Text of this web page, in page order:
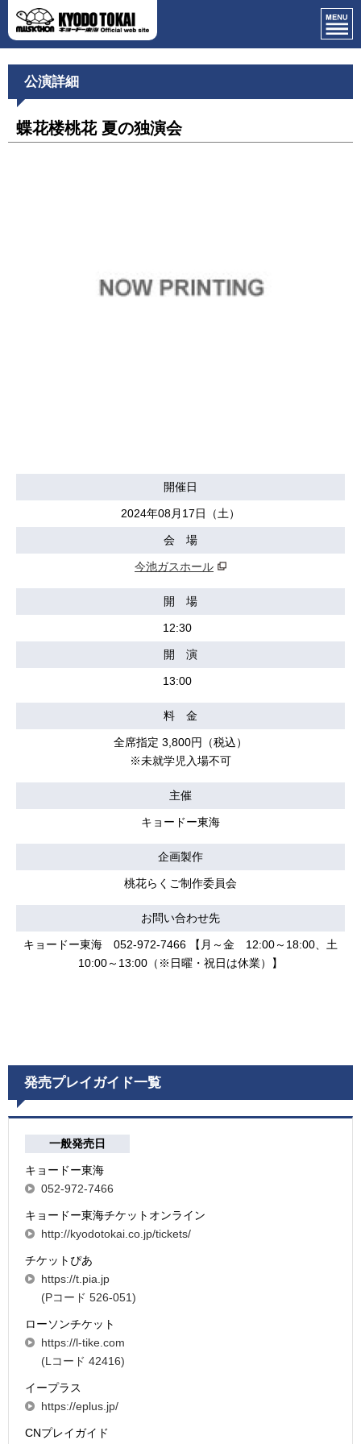
公演詳細
蝶花楼桃花 夏の独演会
開催日
2024年08月17日（土）
会 場
今池ガスホール
開 場
12:30
開 演
13:00
料 金
全席指定 3,800円（税込）
※未就学児入場不可
主催
キョードー東海
企画製作
桃花らくご制作委員会
お問い合わせ先
キョードー東海 052-972-7466 【月～金 12:00～18:00、土
10:00～13:00（※日曜・祝日は休業）】
発売プレイガイド一覧
一般発売日
キョードー東海
052-972-7466
キョードー東海チケットオンライン
http://kyodotokai.co.jp/tickets/
チケットぴあ
https://t.pia.jp
(Pコード 526-051)
ローソンチケット
https://l-tike.com
(Lコード 42416)
イープラス
https://eplus.jp/
CNプレイガイド